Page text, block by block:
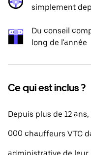
simplement
Du conseil
long de l'année
Ce qui est inclus ?
Depuis plus de 12
000 chauffeurs VTC